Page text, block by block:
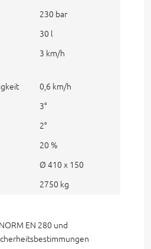
230 bar
30 l
3 km/h
0,6 km/h
3°
2°
20 %
Ø 410 x 150
2750 kg
EN 280 und